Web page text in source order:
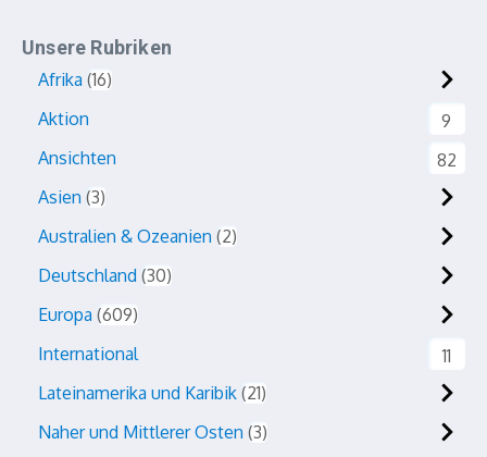
Unsere Rubriken
Afrika 16
Aktion
9
Ansichten
82
Asien 3
Australien & Ozeanien 2
Deutschland 30
Europa 609
International
11
Lateinamerika und Karibik 21
Naher und Mittlerer Osten 3